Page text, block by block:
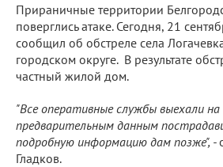
Прираничные территории
поверглись атаке. Сегодня, 21
сообщил об обстреле села
городском округе. В результате
частный жилой дом.
"Все оперативные службы выехали
предварительным данным
подробную информацию дам позже", -
Гладков.